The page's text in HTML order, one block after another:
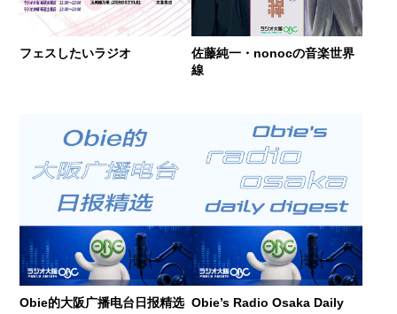
フェスしたいラジオ
佐藤純一・nonocの音楽世界
線
Obie的大阪广播电台日报精选 Obie’s Radio Osaka Daily